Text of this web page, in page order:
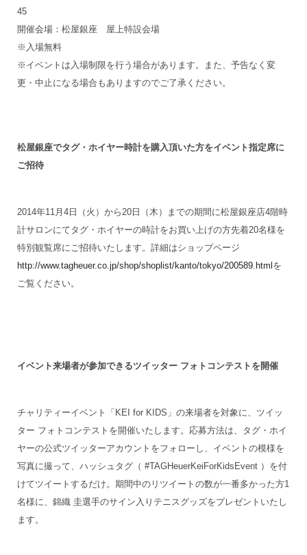
45
開催会場：松屋銀座 屋上特設会場
※入場無料
※イベントは入場制限を行う場合があります。また、予告なく変
更・中止になる場合もありますのでご了承ください。
松屋銀座でタグ・ホイヤー時計を購入頂いた方をイベント指定席に
ご招待
2014年11月4日（火）から20日（木）までの期間に松屋銀座店4階時
計サロンにてタグ・ホイヤーの時計をお買い上げの方先着20名様を
特別観覧席にご招待いたします。詳細はショップページ
http://www.tagheuer.co.jp/shop/shoplist/kanto/tokyo/200589.html を
ご覧ください。
イベント来場者が参加できるツイッター フォトコンテストを開催
チャリティーイベント「KEI for KIDS」の来場者を対象に、ツイッ
ター フォトコンテストを開催いたします。応募方法は、タグ・ホイ
ヤーの公式ツイッターアカウントをフォローし、イベントの模様を
写真に撮って、ハッシュタグ（ #TAGHeuerKeiForKidsEvent ）を付
けてツイートするだけ。期間中のリツイートの数が一番多かった方1
名様に、錦織 圭選手のサイン入りテニスグッズをプレゼントいたし
ます。